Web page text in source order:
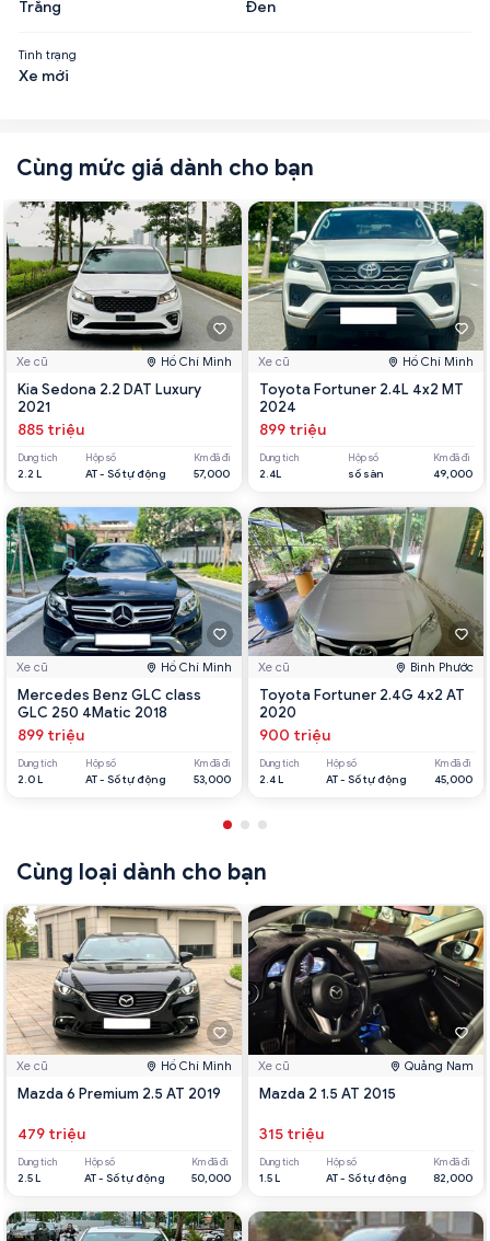
Trắng Đen
Tình trạng
Xe mới
Cùng mức giá dành cho bạn
Xe cũ Hồ Chí Minh
Kia Sedona 2.2 DAT Luxury
2021
885 triệu
Dung tích
2.2 L
Hộp số
AT - Số tự động
Km đã đi
57,000
Xe cũ Hồ Chí Minh
Mercedes Benz GLC class
GLC 250 4Matic 2018
899 triệu
Dung tích
2.0 L
Hộp số
AT - Số tự động
Km đã đi
53,000
Xe cũ Hồ Chí Minh
Toyota Fortuner 2.4L 4x2 MT
2024
899 triệu
Dung tích
2.4L
Hộp số
số sàn
Km đã đi
49,000
Xe cũ Bình Phước
Toyota Fortuner 2.4G 4x2 AT
2020
900 triệu
Dung tích
2.4 L
Hộp số
AT - Số tự động
Km đã đi
45,000
Cùng loại dành cho bạn
Xe cũ Hồ Chí Minh
Mazda 6 Premium 2.5 AT 2019
479 triệu
Dung tích
2.5 L
Hộp số
AT - Số tự động
Km đã đi
50,000
Xe cũ Quảng Nam
Mazda 2 1.5 AT 2015
315 triệu
Dung tích
1.5 L
Hộp số
AT - Số tự động
Km đã đi
82,000